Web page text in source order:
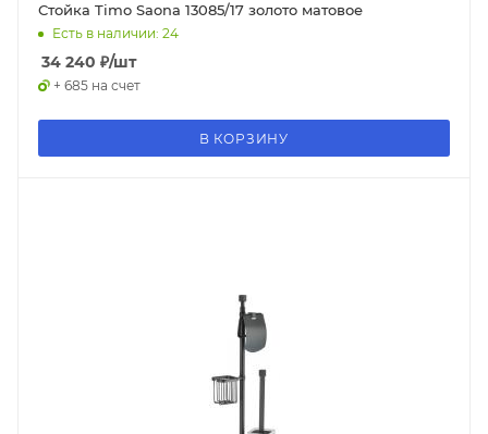
Стойка Timo Saona 13085/17 золото матовое
Есть в наличии: 24
34 240 ₽/шт
+ 685 на счет
В КОРЗИНУ